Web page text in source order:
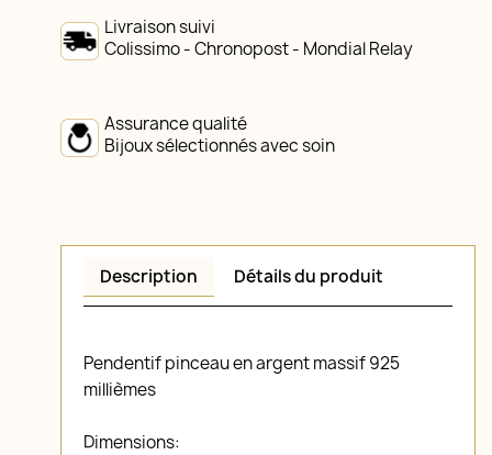
Livraison suivi
Colissimo - Chronopost - Mondial Relay
Assurance qualité
Bijoux sélectionnés avec soin
Description Détails du produit
Pendentif pinceau en argent massif 925
millièmes
Dimensions: